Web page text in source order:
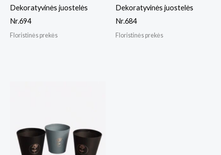
Dekoratyvinės juostelės
Nr.694
Floristinės prekės
Dekoratyvinės juostelės
Nr.684
Floristinės prekės